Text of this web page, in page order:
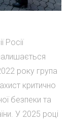
Росії
року група
критично
безпеки та
У 2025 році